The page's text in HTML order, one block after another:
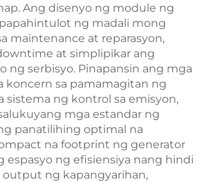
Ang disenyo ng module ng
ng madali mong
maintenance at reparasyon,
at simplipikar ang
ng serbisyo. Pinapansin ang mga
koncern sa pamamagitan ng
sistema ng kontrol sa emisyon,
mga estandar ng
panatilihing optimal na
na footprint ng generator
espasyo ng efisiensiya nang hindi
ng kapangyarihan,